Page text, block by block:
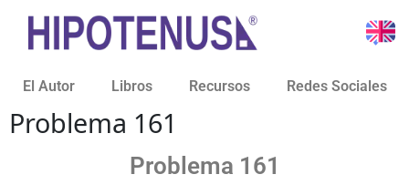
El Autor Libros Recursos Redes Sociales
Problema 161
Problema 161